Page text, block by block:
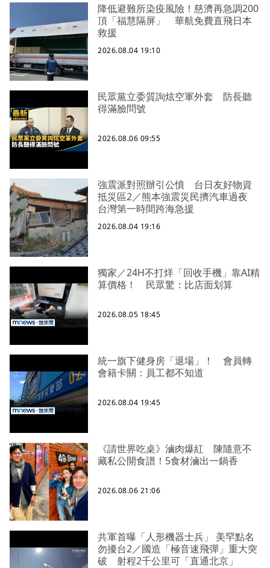
降低避難所染疫風險！慈濟再急調200
頂「福慧隔屏」 華航免費直飛日本
救援
2026.08.04 19:10
民眾黨立委質詢炫空軍外套 防長聽
得滿臉問號
2026.08.06 09:55
強震派對照辦引公憤 台日友好物資
抵災區2／熊本強震災民擠汽車過夜
台灣第一時間跨海急援
2026.08.04 19:16
獨家／24H不打烊「回收手機」靠AI精
算價格！ 民眾驚：比店面划算
2026.08.05 18:45
統一旗下健身房「退場」！ 會員轉
會籍卡關：員工都不知道
2026.08.04 19:45
《請世界吃桌》滷肉爆紅 陳隨意不
藏私公開食譜！5食材滷出一鍋香
2026.08.06 21:06
共軍首曝「人形機器士兵」 美罕點名
勿擾台2／國造「極音速飛彈」重大突
破 射程2千公里可「直通北京」